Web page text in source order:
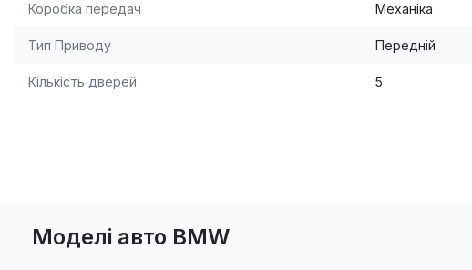
Коробка передач Механіка
Тип Приводу Передній
Кількість дверей 5
Моделі авто BMW